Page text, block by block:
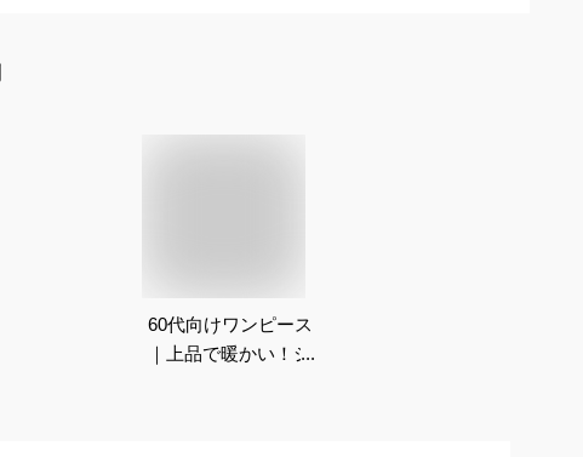
60代向けワンピース
｜上品で暖かい！シニ